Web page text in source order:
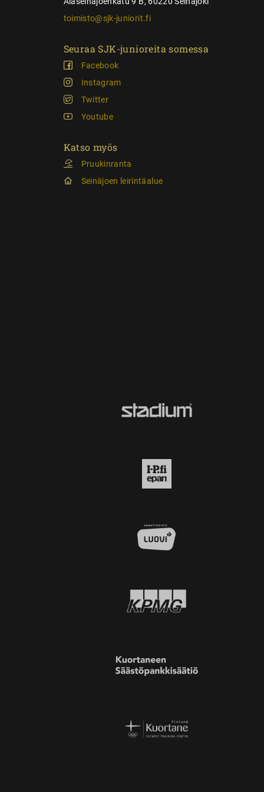
toimisto@sjk-juniorit.fi
Seuraa SJK-junioreita somessa
Facebook
Instagram
Twitter
Youtube
Katso myös
Pruukinranta
Seinäjoen leirintäalue